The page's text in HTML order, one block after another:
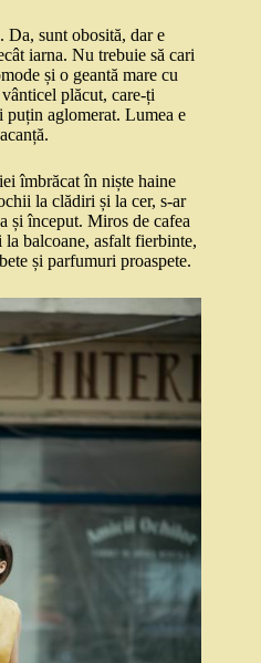
Da, sunt obosită, dar e
iarna. Nu trebuie să cari
și o geantă mare cu
plăcut, care-ți
puțin aglomerat. Lumea e
îmbrăcat în niște haine
la clădiri și la cer, s-ar
și început. Miros de cafea
balcoane, asfalt fierbinte,
și parfumuri proaspete.